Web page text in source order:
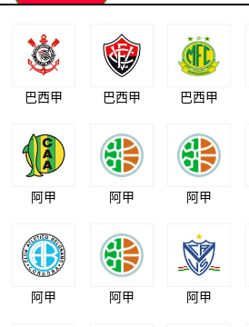
巴西甲 巴西甲 巴西甲
阿甲 阿甲 阿甲
阿甲 阿甲 阿甲